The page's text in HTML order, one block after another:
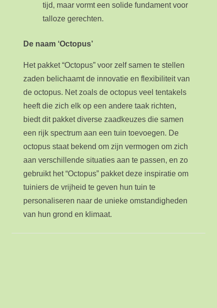
tijd, maar vormt een solide fundament voor
talloze gerechten.
De naam ‘Octopus’
Het pakket “Octopus” voor zelf samen te stellen
zaden belichaamt de innovatie en flexibiliteit van
de octopus. Net zoals de octopus veel tentakels
heeft die zich elk op een andere taak richten,
biedt dit pakket diverse zaadkeuzes die samen
een rijk spectrum aan een tuin toevoegen. De
octopus staat bekend om zijn vermogen om zich
aan verschillende situaties aan te passen, en zo
gebruikt het “Octopus” pakket deze inspiratie om
tuiniers de vrijheid te geven hun tuin te
personaliseren naar de unieke omstandigheden
van hun grond en klimaat.